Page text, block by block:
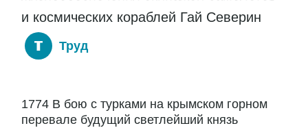
и космических кораблей Гай Северин
Труд
1774 В бою с турками на крымском горном
перевале будущий светлейший князь